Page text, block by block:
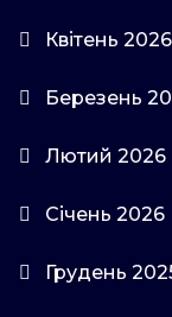
Квітень 2026
Березень
Лютий 2026
Січень 2026
Грудень